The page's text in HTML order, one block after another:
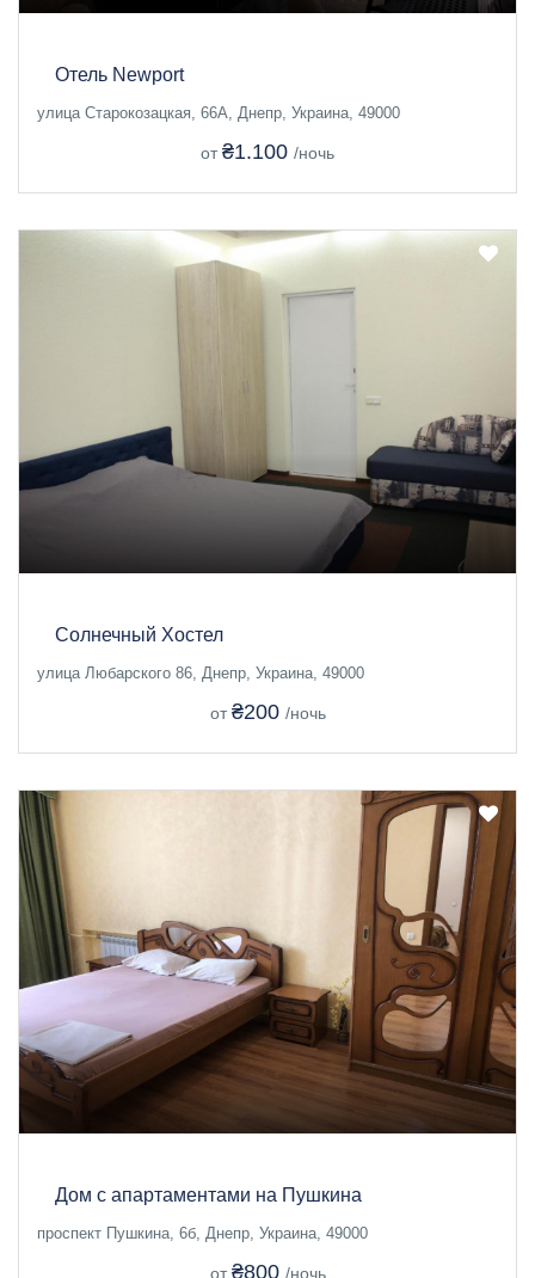
Отель Newport
улица Старокозацкая, 66А, Днепр, Украина, 49000
от ₴1.100 /ночь
Солнечный Хостел
улица Любарского 86, Днепр, Украина, 49000
от ₴200 /ночь
Дом с апартаментами на Пушкина
проспект Пушкина, 6б, Днепр, Украина, 49000
от ₴800 /ночь